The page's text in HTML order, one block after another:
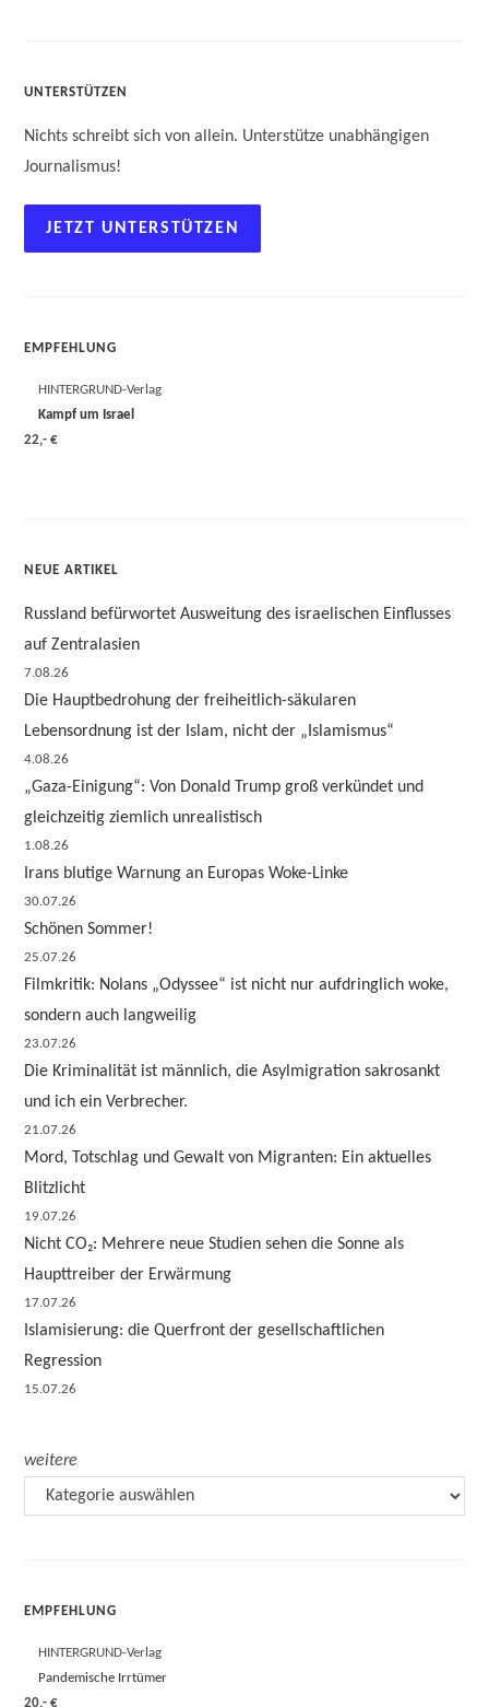
UNTERSTÜTZEN
Nichts schreibt sich von allein. Unterstütze unabhängigen
Journalismus!
JETZT UNTERSTÜTZEN
EMPFEHLUNG
HINTERGRUND-Verlag
Kampf um Israel
22,- €
NEUE ARTIKEL
Russland befürwortet Ausweitung des israelischen Einflusses
auf Zentralasien
7.08.26
Die Hauptbedrohung der freiheitlich-säkularen
Lebensordnung ist der Islam, nicht der „Islamismus“
4.08.26
„Gaza-Einigung“: Von Donald Trump groß verkündet und
gleichzeitig ziemlich unrealistisch
1.08.26
Irans blutige Warnung an Europas Woke-Linke
30.07.26
Schönen Sommer!
25.07.26
Filmkritik: Nolans „Odyssee“ ist nicht nur aufdringlich woke,
sondern auch langweilig
23.07.26
Die Kriminalität ist männlich, die Asylmigration sakrosankt
und ich ein Verbrecher.
21.07.26
Mord, Totschlag und Gewalt von Migranten: Ein aktuelles
Blitzlicht
19.07.26
Nicht CO₂: Mehrere neue Studien sehen die Sonne als
Haupttreiber der Erwärmung
17.07.26
Islamisierung: die Querfront der gesellschaftlichen
Regression
15.07.26
weitere
EMPFEHLUNG
HINTERGRUND-Verlag
Pandemische Irrtümer
20,- €